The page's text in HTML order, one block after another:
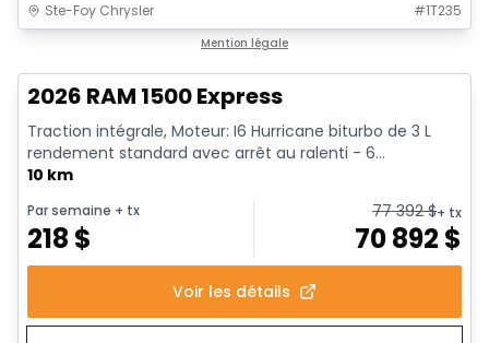
Ste-Foy Chrysler #1T235
Mention légale
2026 RAM 1500 Express
Traction intégrale, Moteur: I6 Hurricane biturbo de 3 L
rendement standard avec arrêt au ralenti - 6...
10 km
Par semaine + tx
218 $
77 392$+ tx
70 892 $
Voir les détails